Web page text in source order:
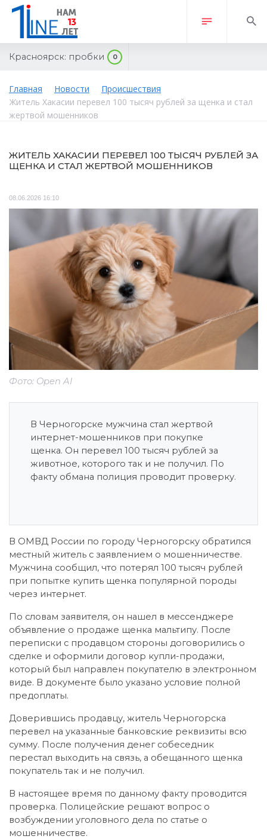
Красноярск: пробки 0
Главная Новости
Происшествия
Житель Хакасии перевел 100 тысяч рублей за щенка и стал
жертвой мошенников
ЖИТЕЛЬ ХАКАСИИ ПЕРЕВЕЛ 100 ТЫСЯЧ РУБЛЕЙ ЗА
ЩЕНКА И СТАЛ ЖЕРТВОЙ МОШЕННИКОВ
08.06.2026 16:10
Фото: Open AI
В Черногорске мужчина стал жертвой
интернет-мошенников при покупке
щенка. Он перевел 100 тысяч рублей за
животное, которого так и не получил. По
факту обмана полиция проводит проверку.
В ОМВД России по городу Черногорску обратился
местный житель с заявлением о мошенничестве.
Мужчина сообщил, что потерял 100 тысяч рублей
при попытке купить щенка популярной породы
через интернет.
По словам заявителя, он нашел в мессенджере
объявление о продаже щенка мальтипу. После
переписки с продавцом стороны договорились о
сделке и оформили договор купли-продажи,
который был направлен покупателю в электронном
виде. В документе было указано условие полной
предоплаты.
Доверившись продавцу, житель Черногорска
перевел на указанные банковские реквизиты всю
сумму. После получения денег собеседник
перестал выходить на связь, а обещанного щенка
покупатель так и не получил.
В настоящее время по данному факту проводится
проверка. Полицейские решают вопрос о
возбуждении уголовного дела по статье о
мошенничестве.